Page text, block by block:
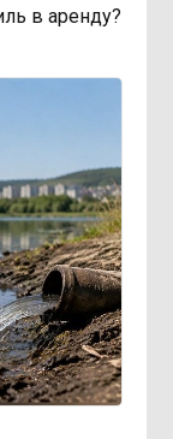
в аренду?